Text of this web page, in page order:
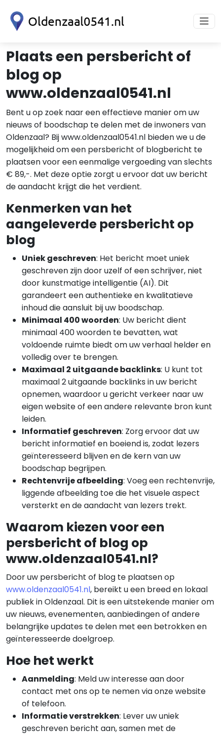
Plaats een persbericht of
blog op
www.oldenzaal0541.nl
Bent u op zoek naar een effectieve manier om uw
nieuws of boodschap te delen met de inwoners van
Oldenzaal? Bij www.oldenzaal0541.nl bieden we u de
mogelijkheid om een persbericht of blogbericht te
plaatsen voor een eenmalige vergoeding van slechts
€ 89,-. Met deze optie zorgt u ervoor dat uw bericht
de aandacht krijgt die het verdient.
Kenmerken van het
aangeleverde persbericht op
blog
Uniek geschreven: Het bericht moet uniek
geschreven zijn door uzelf of een schrijver, niet
door kunstmatige intelligentie (AI). Dit
garandeert een authentieke en kwalitatieve
inhoud die aansluit bij uw boodschap.
Minimaal 400 woorden: Uw bericht dient
minimaal 400 woorden te bevatten, wat
voldoende ruimte biedt om uw verhaal helder en
volledig over te brengen.
Maximaal 2 uitgaande backlinks: U kunt tot
maximaal 2 uitgaande backlinks in uw bericht
opnemen, waardoor u gericht verkeer naar uw
eigen website of een andere relevante bron kunt
leiden.
Informatief geschreven: Zorg ervoor dat uw
bericht informatief en boeiend is, zodat lezers
geïnteresseerd blijven en de kern van uw
boodschap begrijpen.
Rechtenvrije afbeelding: Voeg een rechtenvrije,
liggende afbeelding toe die het visuele aspect
versterkt en de aandacht van lezers trekt.
Waarom kiezen voor een
persbericht of blog op
www.oldenzaal0541.nl?
Door uw persbericht of blog te plaatsen op
www.oldenzaal0541.nl, bereikt u een breed en lokaal
publiek in Oldenzaal. Dit is een uitstekende manier om
uw nieuws, evenementen, aanbiedingen of andere
belangrijke updates te delen met een betrokken en
geïnteresseerde doelgroep.
Hoe het werkt
Aanmelding: Meld uw interesse aan door
contact met ons op te nemen via onze website
of telefoon.
Informatie verstrekken: Lever uw uniek
geschreven bericht aan, samen met de